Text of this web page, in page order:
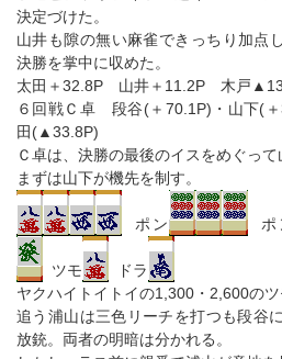
決定づけた。
山井も隙の無い麻雀できっちり加点
決勝を掌中に収めた。
太田＋32.8P 山井＋11.2P 木戸
６回戦Ｃ卓 段谷(＋70.1P)・山下(
田(▲33.8P)
Ｃ卓は、決勝の最後のイスをめぐって
まずは山下が機先を制す。
ポン ポ
ツモ
ドラ
ヤクハイトイトイの1,300・2,600のツ
追う浦山は三色リーチを打つも段谷
放銃。両者の明暗は分かれる。